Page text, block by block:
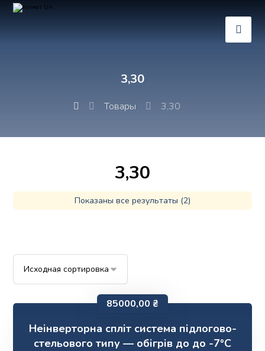
3,30
Товары 3,30
3,30
Показаны все результаты (2)
Неінверторна спліт система підлогово-
стельового типу — обігрів до до -7°С
85000,00 ₴